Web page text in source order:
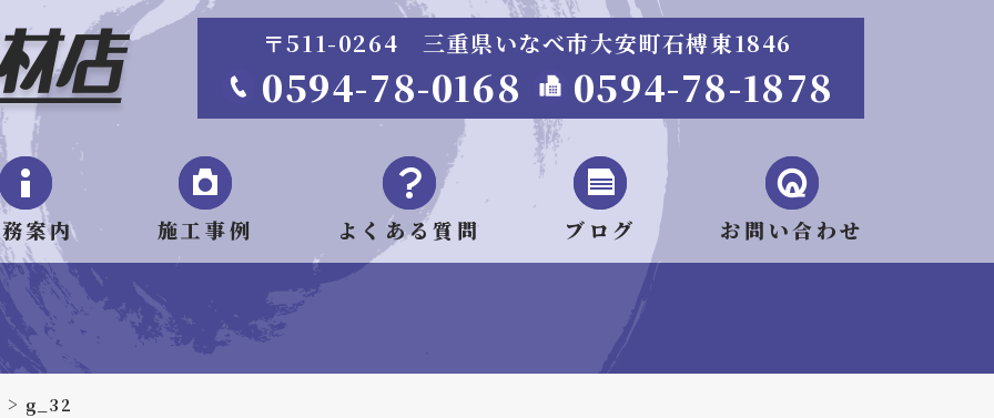
〒511-0264 三重県いなべ市大安町石榑東1846
0594-78-0168 0594-78-1878
案内 施工事例 よくある質問 ブログ お問い合わせ
> g_32